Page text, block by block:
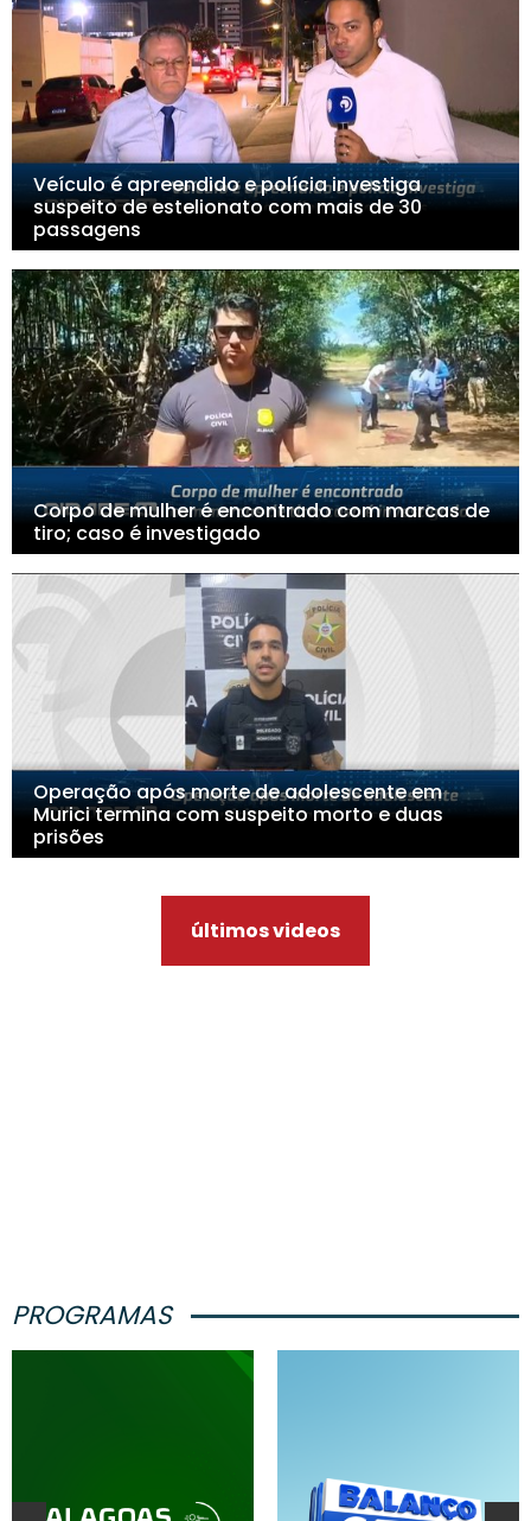
Veículo é apreendido e polícia investiga
suspeito de estelionato com mais de 30
passagens
Corpo de mulher é encontrado com marcas de
tiro; caso é investigado
Operação após morte de adolescente em
Murici termina com suspeito morto e duas
prisões
últimos videos
PROGRAMAS